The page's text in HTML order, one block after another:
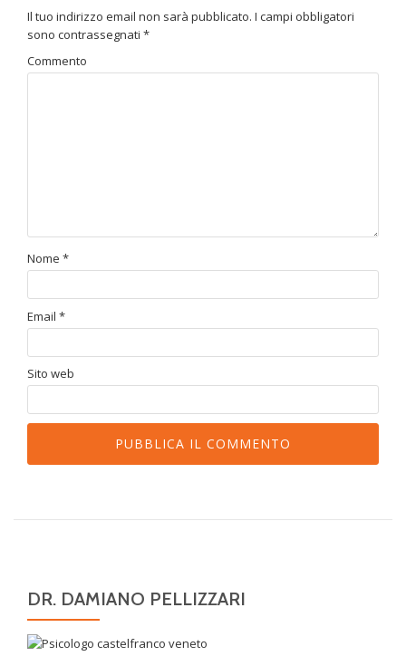
Il tuo indirizzo email non sarà pubblicato. I campi obbligatori
sono contrassegnati *
Commento
Nome *
Email *
Sito web
DR. DAMIANO PELLIZZARI